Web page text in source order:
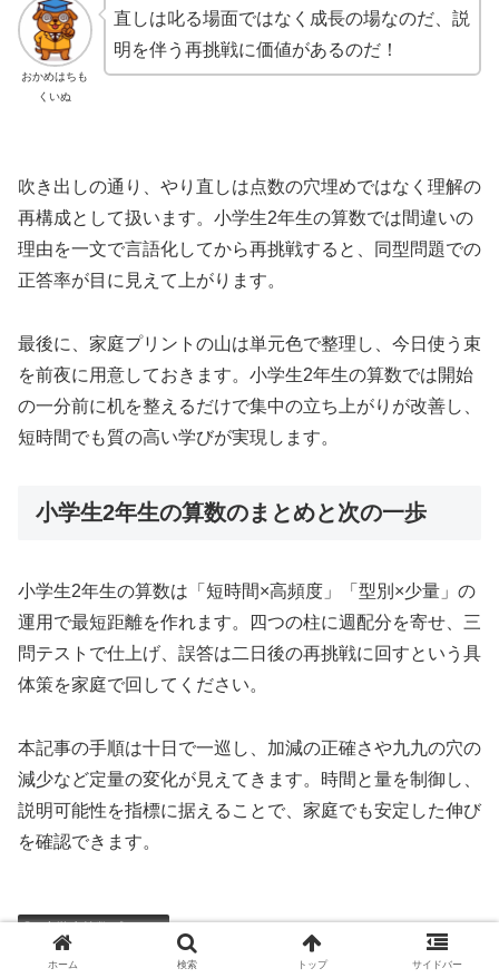
おかめはちも
くいぬ
直しは叱る場面ではなく成長の場なのだ、説
明を伴う再挑戦に価値があるのだ！
吹き出しの通り、やり直しは点数の穴埋めではなく理解の
再構成として扱います。小学生2年生の算数では間違いの
理由を一文で言語化してから再挑戦すると、同型問題での
正答率が目に見えて上がります。
最後に、家庭プリントの山は単元色で整理し、今日使う束
を前夜に用意しておきます。小学生2年生の算数では開始
の一分前に机を整えるだけで集中の立ち上がりが改善し、
短時間でも質の高い学びが実現します。
小学生2年生の算数のまとめと次の一歩
小学生2年生の算数は「短時間×高頻度」「型別×少量」の
運用で最短距離を作れます。四つの柱に週配分を寄せ、三
問テストで仕上げ、誤答は二日後の再挑戦に回すという具
体策を家庭で回してください。
本記事の手順は十日で一巡し、加減の正確さや九九の穴の
減少など定量の変化が見えてきます。時間と量を制御し、
説明可能性を指標に据えることで、家庭でも安定した伸び
を確認できます。
小学生算数プリント
ホーム 検索 トップ サイドバー